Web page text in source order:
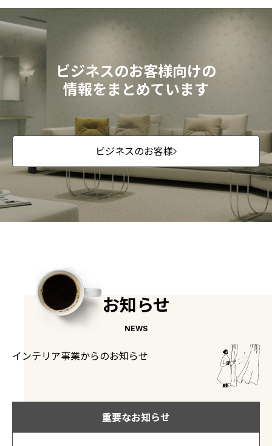
ビジネスのお客様向けの
情報をまとめています
ビジネスのお客様
お知らせ
NEWS
インテリア事業からのお知らせ
重要なお知らせ